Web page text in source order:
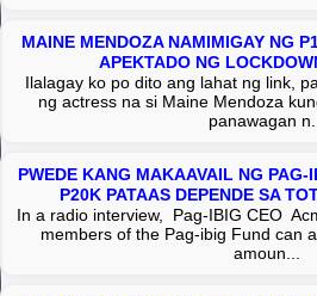
MAINE MENDOZA NAMIMIGAY NG
APEKTADO NG
Ilalagay ko po dito ang lahat ng link,
ng actress na si Maine Mendoza
panawagan
PWEDE KANG MAKAAVAIL NG
P20K PATAAS DEPENDE SA
In a radio interview, Pag-IBIG CEO
members of the Pag-ibig Fund can
amoun...